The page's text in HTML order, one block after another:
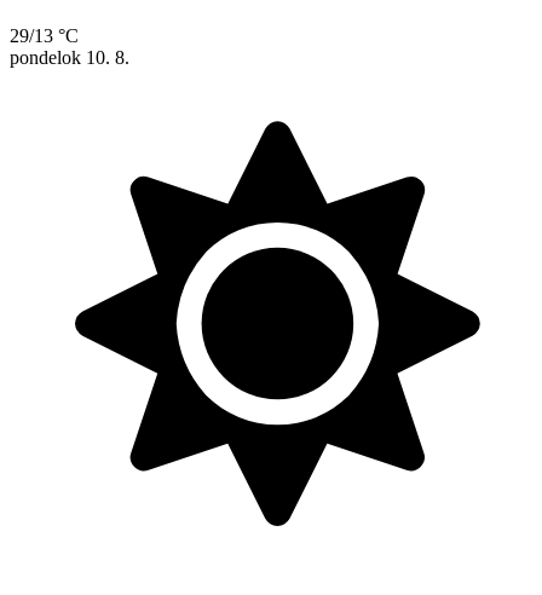
29/13 °C
pondelok 10. 8.